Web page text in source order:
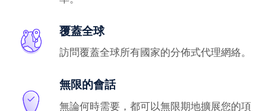
覆蓋全球
訪問覆蓋全球所有國家的分佈式代理網絡。
無限的會話
無論何時需要，都可以無限期地擴展您的項